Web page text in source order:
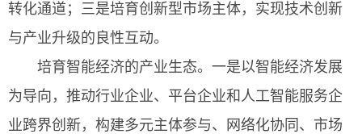
转化通道；三是培育创新型市场主体，实现技术创新
与产业升级的良性互动。
培育智能经济的产业生态。一是以智能经济发展
为导向，推动行业企业、平台企业和人工智能服务企
业跨界创新，构建多元主体参与、网络化协同、市场